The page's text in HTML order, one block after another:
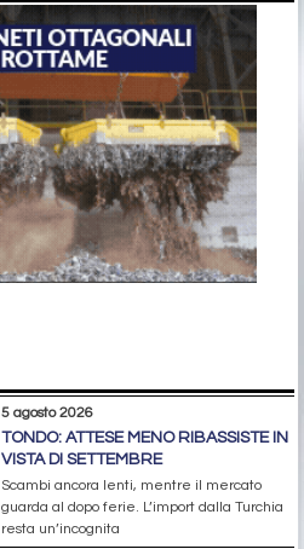
5 agosto 2026
TONDO: ATTESE MENO RIBASSISTE IN
VISTA DI SETTEMBRE
Scambi ancora lenti, mentre il mercato
guarda al dopo ferie. L’import dalla Turchia
resta un’incognita